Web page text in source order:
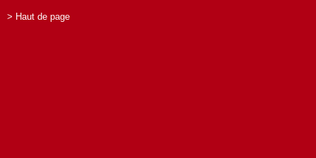
> Haut de page